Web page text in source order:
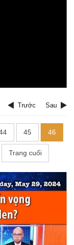
Trước Sau
45 46
Trang cuối